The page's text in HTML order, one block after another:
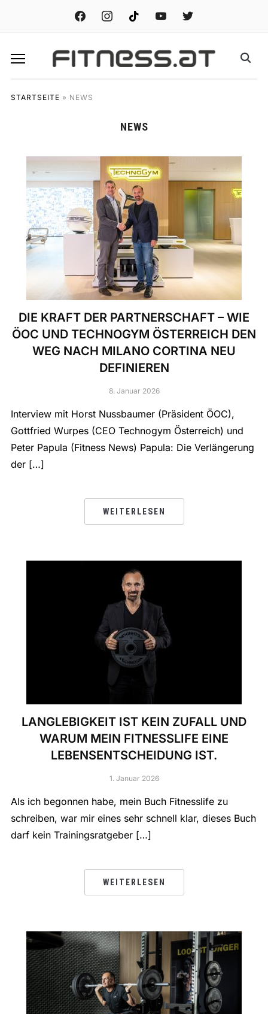
facebook instagramtiktok youtube twitter
STARTSEITE » NEWS
NEWS
DIE KRAFT DER PARTNERSCHAFT – WIE
ÖOC UND TECHNOGYM ÖSTERREICH DEN
WEG NACH MILANO CORTINA NEU
DEFINIEREN
8. Januar 2026
Interview mit Horst Nussbaumer (Präsident ÖOC),
Gottfried Wurpes (CEO Technogym Österreich) und
Peter Papula (Fitness News) Papula: Die Verlängerung
der […]
WEITERLESEN
LANGLEBIGKEIT IST KEIN ZUFALL UND
WARUM MEIN FITNESSLIFE EINE
LEBENSENTSCHEIDUNG IST.
1. Januar 2026
Als ich begonnen habe, mein Buch Fitnesslife zu
schreiben, war mir eines sehr schnell klar, dieses Buch
darf kein Trainingsratgeber […]
WEITERLESEN